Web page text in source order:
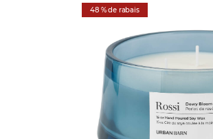
48 % de rabais